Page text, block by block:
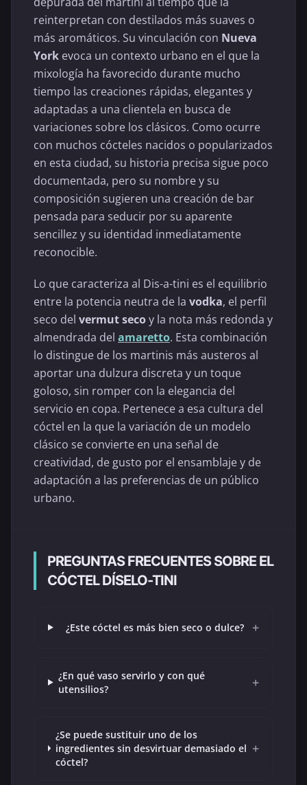
reinterpretan con destilados más suaves o
más aromáticos. Su vinculación con Nueva
York evoca un contexto urbano en el que la
mixología ha favorecido durante mucho
tiempo las creaciones rápidas, elegantes y
adaptadas a una clientela en busca de
variaciones sobre los clásicos. Como ocurre
con muchos cócteles nacidos o popularizados
en esta ciudad, su historia precisa sigue poco
documentada, pero su nombre y su
composición sugieren una creación de bar
pensada para seducir por su aparente
sencillez y su identidad inmediatamente
reconocible.
Lo que caracteriza al Dis-a-tini es el equilibrio
entre la potencia neutra de la vodka, el perfil
seco del vermut secoy la nota más redonda y
almendrada del amaretto. Esta combinación
lo distingue de los martinis más austeros al
aportar una dulzura discreta y un toque
goloso, sin romper con la elegancia del
servicio en copa. Pertenece a esa cultura del
cóctel en la que la variación de un modelo
clásico se convierte en una señal de
creatividad, de gusto por el ensamblaje y de
adaptación a las preferencias de un público
urbano.
PREGUNTAS FRECUENTES SOBRE EL
CÓCTEL DÍSELO-TINI
¿Este cóctel es más bien seco o dulce? +
¿En qué vaso servirlo y con qué
utensilios?
+
¿Se puede sustituir uno de los
ingredientes sin desvirtuar demasiado el
cóctel?
+